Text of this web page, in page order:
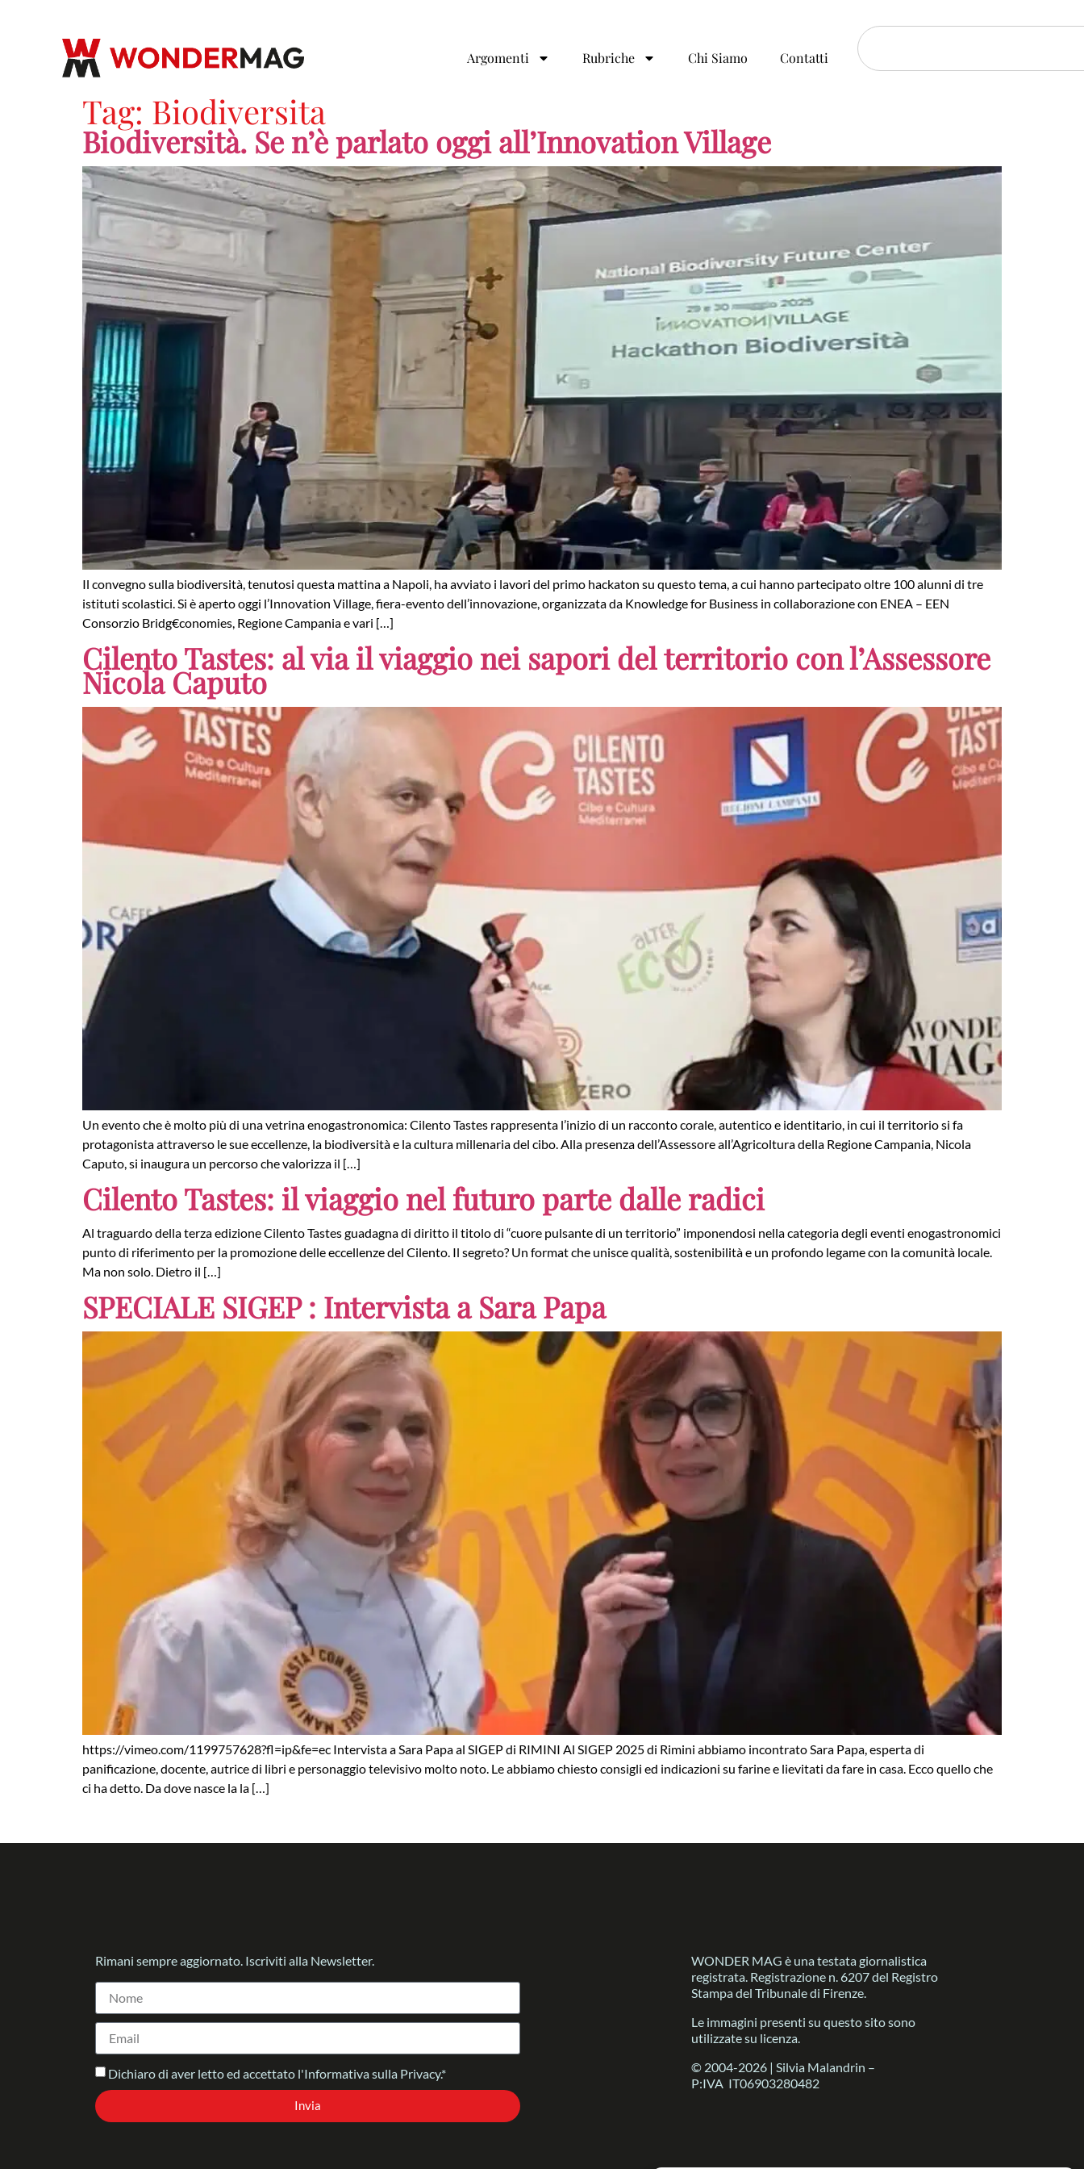
Argomenti Rubriche Chi Siamo Contatti
Tag: Biodiversita
Biodiversità. Se n’è parlato oggi all’Innovation Village
Il convegno sulla biodiversità, tenutosi questa mattina a Napoli, ha avviato i lavori del primo hackaton su questo tema, a cui hanno partecipato oltre 100 alunni di tre
istituti scolastici. Si è aperto oggi l’Innovation Village, fiera-evento dell’innovazione, organizzata da Knowledge for Business in collaborazione con ENEA – EEN
Consorzio Bridg€conomies, Regione Campania e vari […]
Cilento Tastes: al via il viaggio nei sapori del territorio con l’Assessore
Nicola Caputo
Un evento che è molto più di una vetrina enogastronomica: Cilento Tastes rappresenta l’inizio di un racconto corale, autentico e identitario, in cui il territorio si fa
protagonista attraverso le sue eccellenze, la biodiversità e la cultura millenaria del cibo. Alla presenza dell’Assessore all’Agricoltura della Regione Campania, Nicola
Caputo, si inaugura un percorso che valorizza il […]
Cilento Tastes: il viaggio nel futuro parte dalle radici
Al traguardo della terza edizione Cilento Tastes guadagna di diritto il titolo di “cuore pulsante di un territorio” imponendosi nella categoria degli eventi enogastronomici
punto di riferimento per la promozione delle eccellenze del Cilento. Il segreto? Un format che unisce qualità, sostenibilità e un profondo legame con la comunità locale.
Ma non solo. Dietro il […]
SPECIALE SIGEP : Intervista a Sara Papa
https://vimeo.com/1199757628?fl=ip&fe=ec Intervista a Sara Papa al SIGEP di RIMINI Al SIGEP 2025 di Rimini abbiamo incontrato Sara Papa, esperta di
panificazione, docente, autrice di libri e personaggio televisivo molto noto. Le abbiamo chiesto consigli ed indicazioni su farine e lievitati da fare in casa. Ecco quello che
ci ha detto. Da dove nasce la la […]
Rimani sempre aggiornato. Iscriviti alla Newsletter.
Dichiaro di aver letto ed accettato l'Informativa sulla Privacy.*
Invia
WONDER MAG è una testata giornalistica
registrata. Registrazione n. 6207 del Registro
Stampa del Tribunale di Firenze.
Le immagini presenti su questo sito sono
utilizzate su licenza.
© 2004-2026 | Silvia Malandrin –
P:IVA IT06903280482